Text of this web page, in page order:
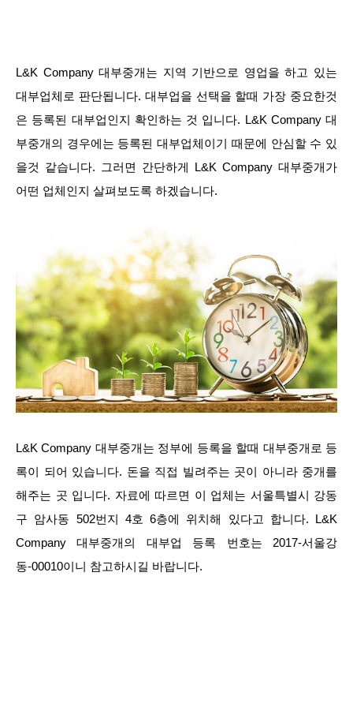
L&K Company 대부중개는 지역 기반으로 영업을 하고 있는
대부업체로 판단됩니다. 대부업을 선택을 할때 가장 중요한것
은 등록된 대부업인지 확인하는 것 입니다. L&K Company 대
부중개의 경우에는 등록된 대부업체이기 때문에 안심할 수 있
을것 같습니다. 그러면 간단하게 L&K Company 대부중개가
어떤 업체인지 살펴보도록 하겠습니다.
L&K Company 대부중개는 정부에 등록을 할때 대부중개로 등
록이 되어 있습니다. 돈을 직접 빌려주는 곳이 아니라 중개를
해주는 곳 입니다. 자료에 따르면 이 업체는 서울특별시 강동
구 암사동 502번지 4호 6층에 위치해 있다고 합니다. L&K
Company 대부중개의 대부업 등록 번호는 2017-서울강
동-00010이니 참고하시길 바랍니다.